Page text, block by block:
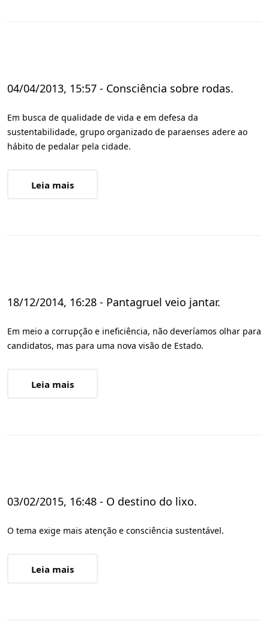
04/04/2013, 15:57 - Consciência sobre rodas.
Em busca de qualidade de vida e em defesa da
sustentabilidade, grupo organizado de paraenses adere ao
hábito de pedalar pela cidade.
Leia mais
18/12/2014, 16:28 - Pantagruel veio jantar.
Em meio a corrupção e ineficiência, não deveríamos olhar para
candidatos, mas para uma nova visão de Estado.
Leia mais
03/02/2015, 16:48 - O destino do lixo.
O tema exige mais atenção e consciência sustentável.
Leia mais